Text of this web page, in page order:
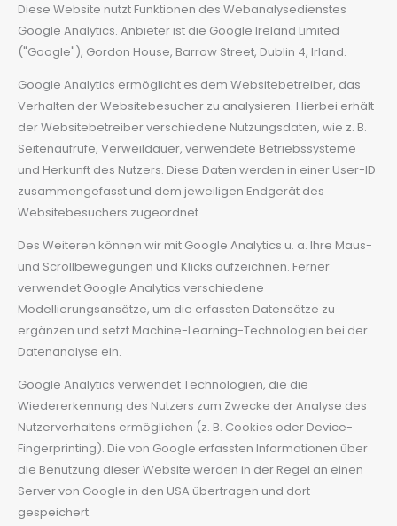
Diese Website nutzt Funktionen des Webanalysedienstes
Google Analytics. Anbieter ist die Google Ireland Limited
("Google"), Gordon House, Barrow Street, Dublin 4, Irland.
Google Analytics ermöglicht es dem Websitebetreiber, das
Verhalten der Websitebesucher zu analysieren. Hierbei erhält
der Websitebetreiber verschiedene Nutzungsdaten, wie z. B.
Seitenaufrufe, Verweildauer, verwendete Betriebssysteme
und Herkunft des Nutzers. Diese Daten werden in einer User-ID
zusammengefasst und dem jeweiligen Endgerät des
Websitebesuchers zugeordnet.
Des Weiteren können wir mit Google Analytics u. a. Ihre Maus-
und Scrollbewegungen und Klicks aufzeichnen. Ferner
verwendet Google Analytics verschiedene
Modellierungsansätze, um die erfassten Datensätze zu
ergänzen und setzt Machine-Learning-Technologien bei der
Datenanalyse ein.
Google Analytics verwendet Technologien, die die
Wiedererkennung des Nutzers zum Zwecke der Analyse des
Nutzerverhaltens ermöglichen (z. B. Cookies oder Device-
Fingerprinting). Die von Google erfassten Informationen über
die Benutzung dieser Website werden in der Regel an einen
Server von Google in den USA übertragen und dort
gespeichert.